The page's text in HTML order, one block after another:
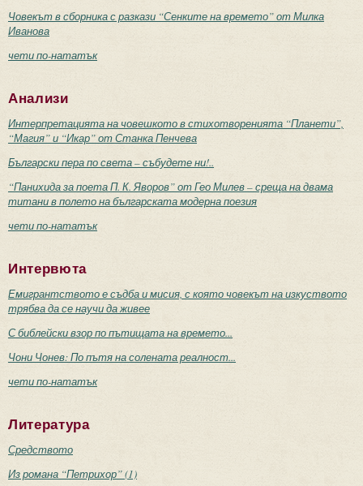
Човекът в сборника с разкази “Сенките на времето” от Милка
Иванова
чети по-нататък
Анализи
Интерпретацията на човешкото в стихотворенията “Планети”,
“Магия” и “Икар” от Станка Пенчева
Български пера по света – събудете ни!..
“Панихида за поета П. К. Яворов” от Гео Милев – среща на двама
титани в полето на българската модерна поезия
чети по-нататък
Интервюта
Емигрантството е съдба и мисия, с която човекът на изкуството
трябва да се научи да живее
С библейски взор по пътищата на времето...
Чони Чонев: По пътя на солената реалност...
чети по-нататък
Литература
Средството
Из романа “Петрихор” (1)